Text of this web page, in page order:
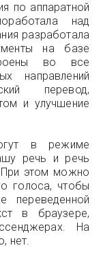
по аппаратной
над
разработала
на базе
во все
направлений
перевод,
и улучшение
в режиме
речь и речь
этом можно
голоса, чтобы
переведенной
в браузере,
На
нет.